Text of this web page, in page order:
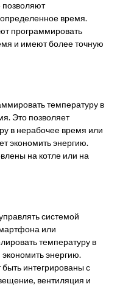
позволяют
время.
программировать
и имеют более точную
температуру в
Это позволяет
в нерабочее время или
экономить энергию.
на котле или на
системой
или
температуру в
энергию.
интегрированы с
вентиляция и